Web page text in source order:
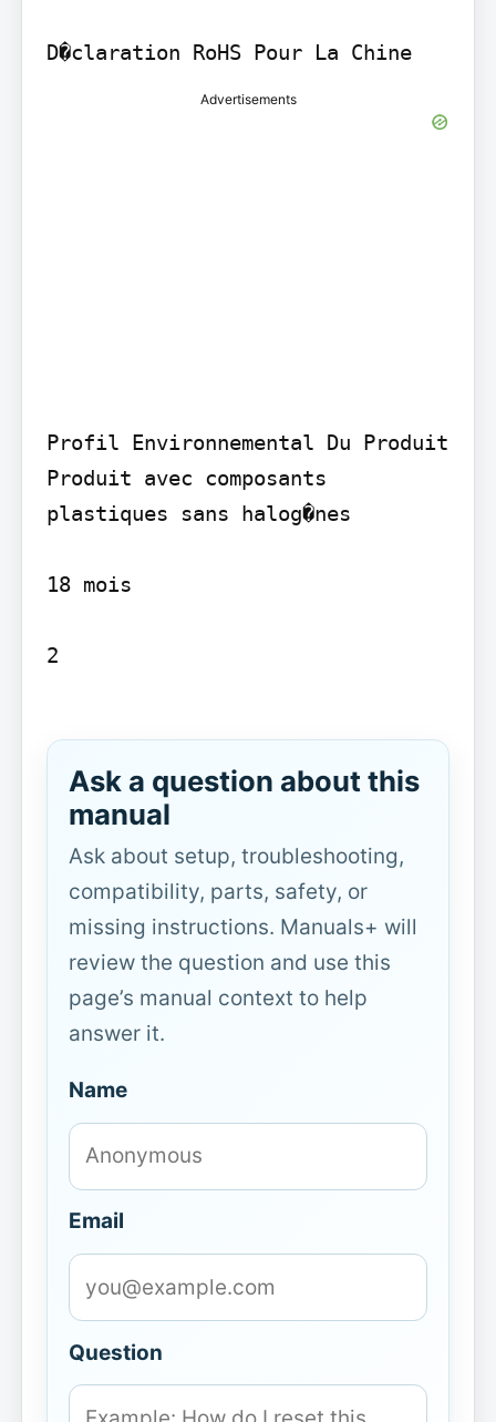
D�claration RoHS Pour La Chine
Advertisements
Profil Environnemental Du Produit
Produit avec composants
plastiques sans halog�nes
18 mois
2
Ask a question about this
manual
Ask about setup, troubleshooting,
compatibility, parts, safety, or
missing instructions. Manuals+ will
review the question and use this
page’s manual context to help
answer it.
Name
Email
Question